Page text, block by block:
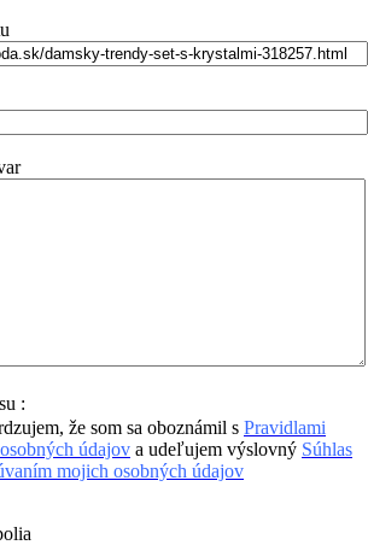
:
že som sa oboznámil s Pravidlami
údajov a udeľujem výslovný Súhlas
mojich osobných údajov